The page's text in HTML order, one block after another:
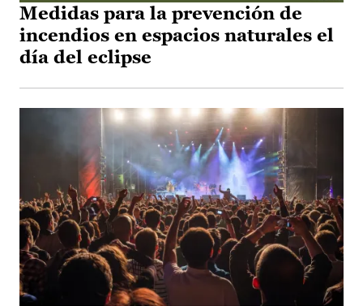
Medidas para la prevención de
incendios en espacios naturales el
día del eclipse